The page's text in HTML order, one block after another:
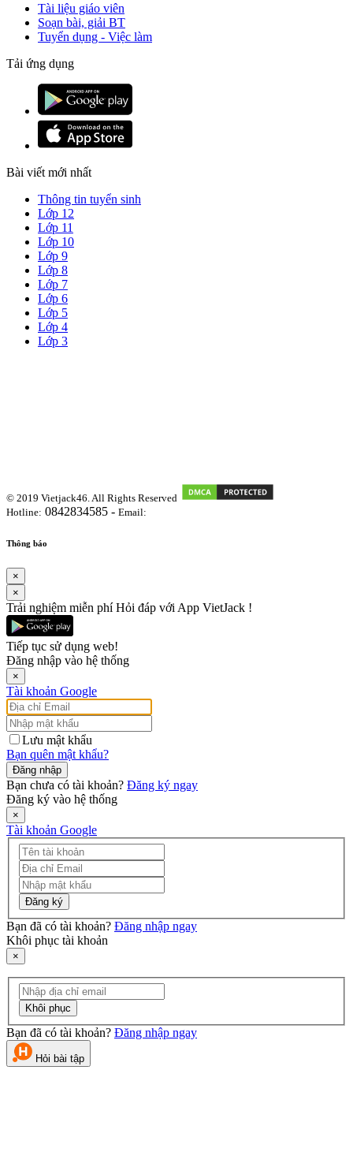
Tài liệu giáo viên
Soạn bài, giải BT
Tuyển dụng - Việc làm
Tải ứng dụng
Bài viết mới nhất
Thông tin tuyển sinh
Lớp 12
Lớp 11
Lớp 10
Lớp 9
Lớp 8
Lớp 7
Lớp 6
Lớp 5
Lớp 4
Lớp 3
© 2019 Vietjack46. All Rights Reserved
Hotline: 0842834585 - Email:
Thông báo
×
×
Trải nghiệm miễn phí Hỏi đáp với App VietJack !
Tiếp tục sử dụng web!
Đăng nhập vào hệ thống
×
Tài khoản Google
Lưu mật khẩu
Bạn quên mật khẩu?
Đăng nhập
Bạn chưa có tài khoản? Đăng ký ngay
Đăng ký vào hệ thống
×
Tài khoản Google
Đăng ký
Bạn đã có tài khoản? Đăng nhập ngay
Khôi phục tài khoản
×
Khôi phục
Bạn đã có tài khoản? Đăng nhập ngay
Hỏi bài tập